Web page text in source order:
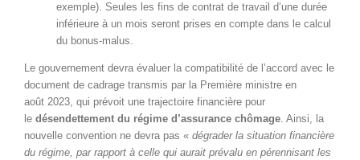
exemple). Seules les fins de contrat de travail d’une durée
inférieure à un mois seront prises en compte dans le calcul
du bonus-malus.
Le gouvernement devra évaluer la compatibilité de l’accord avec le
document de cadrage transmis par la Première ministre en
août 2023, qui prévoit une trajectoire financière pour
le désendettement du régime d’assurance chômage. Ainsi, la
nouvelle convention ne devra pas « dégrader la situation financière
du régime, par rapport à celle qui aurait prévalu en pérennisant les